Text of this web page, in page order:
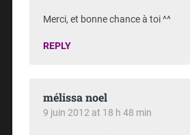
Merci, et bonne chance à toi ^^
REPLY
mélissa noel
9 juin 2012 at 18 h 48 min